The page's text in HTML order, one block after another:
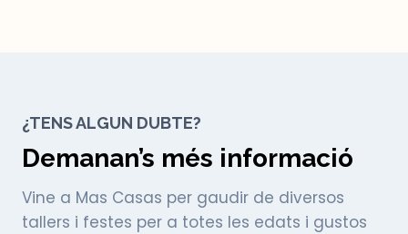
¿TENS ALGUN DUBTE?
Demanan’s més informació
Vine a Mas Casas per gaudir de diversos
tallers i festes per a totes les edats i gustos